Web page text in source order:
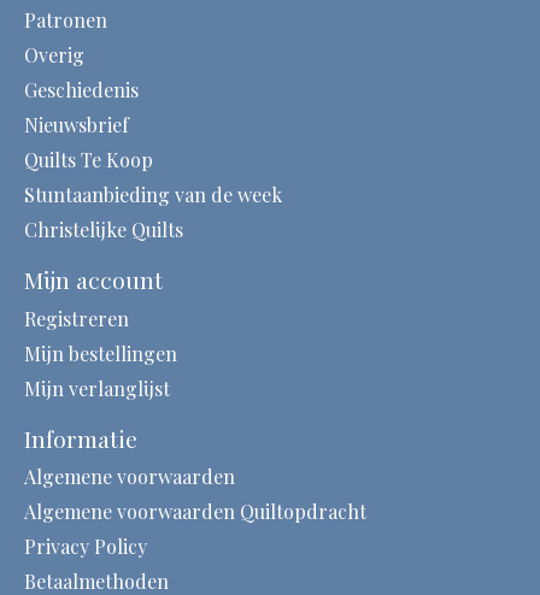
Patronen
Overig
Geschiedenis
Nieuwsbrief
Quilts Te Koop
Stuntaanbieding van de week
Christelijke Quilts
Mijn account
Registreren
Mijn bestellingen
Mijn verlanglijst
Informatie
Algemene voorwaarden
Algemene voorwaarden Quiltopdracht
Privacy Policy
Betaalmethoden